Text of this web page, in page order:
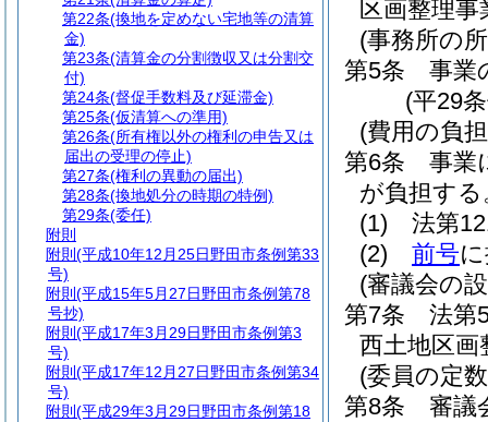
区画整理
(事務所の
第5条
事業
(平29
(費用の負
第6条
事業
が負担する
(1)
法第
(2)
前号
(審議会の
第7条
法第
西土地区画
(委員の定
第8条
審議
第22条(換地を定めない宅地等の清算
金)
第23条(清算金の分割徴収又は分割交
付)
第24条(督促手数料及び延滞金)
第25条(仮清算への準用)
第26条(所有権以外の権利の申告又は
届出の受理の停止)
第27条(権利の異動の届出)
第28条(換地処分の時期の特例)
第29条(委任)
附則
附則 (平成10年12月25日野田市条例第33
号)
附則 (平成15年5月27日野田市条例第78
号抄)
附則 (平成17年3月29日野田市条例第3
号)
附則 (平成17年12月27日野田市条例第34
号)
附則 (平成29年3月29日野田市条例第18